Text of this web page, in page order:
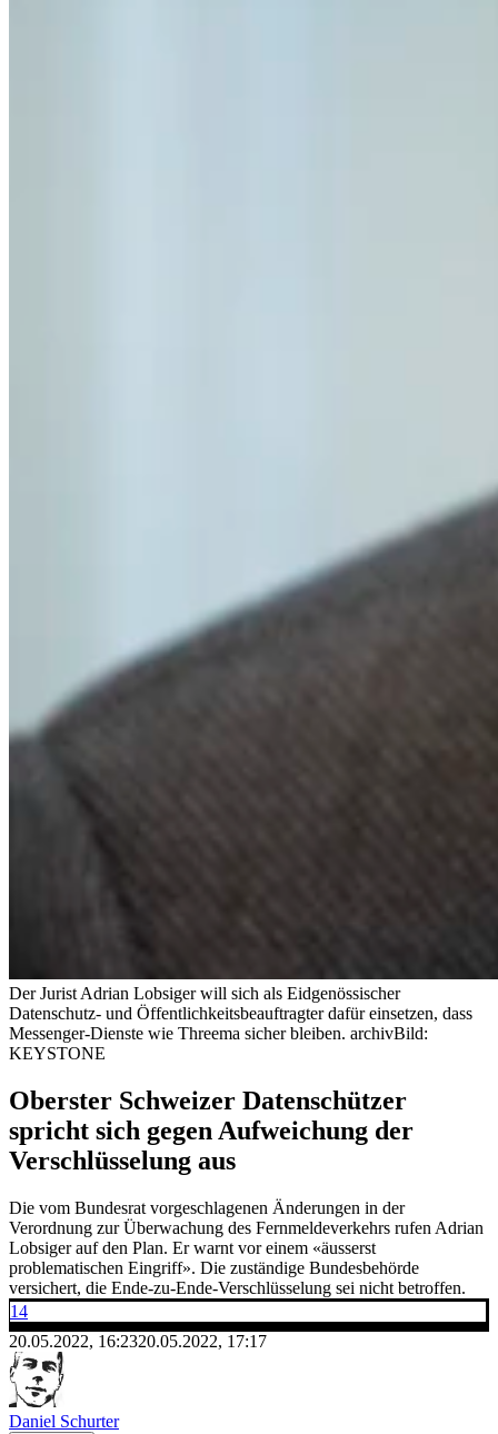
Der Jurist Adrian Lobsiger will sich als Eidgenössischer
Datenschutz- und Öffentlichkeitsbeauftragter dafür einsetzen, dass
Messenger-Dienste wie Threema sicher bleiben. archivBild:
KEYSTONE
Oberster Schweizer Datenschützer
spricht sich gegen Aufweichung der
Verschlüsselung aus
Die vom Bundesrat vorgeschlagenen Änderungen in der
Verordnung zur Überwachung des Fernmeldeverkehrs rufen Adrian
Lobsiger auf den Plan. Er warnt vor einem «äusserst
problematischen Eingriff». Die zuständige Bundesbehörde
versichert, die Ende-zu-Ende-Verschlüsselung sei nicht betroffen.
14
20.05.2022, 16:2320.05.2022, 17:17
Daniel Schurter